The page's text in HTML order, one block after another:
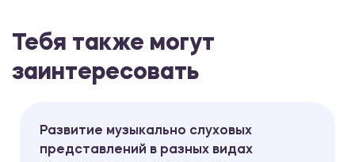
Тебя также могут
заинтересовать
Развитие музыкально слуховых
представлений в разных видах